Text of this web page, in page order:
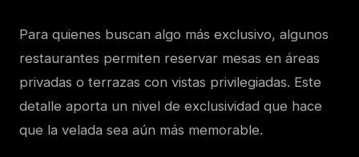
Para quienes buscan algo más exclusivo, algunos
restaurantes permiten reservar mesas en áreas
privadas o terrazas con vistas privilegiadas. Este
detalle aporta un nivel de exclusividad que hace
que la velada sea aún más memorable.